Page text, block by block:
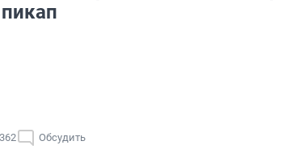
362 Обсудить